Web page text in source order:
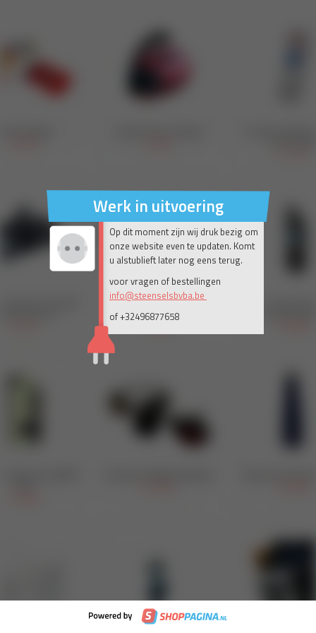
Werk in uitvoering
Op dit moment zijn wij druk bezig om
onze website even te updaten. Komt
u alstublieft later nog eens terug.
voor vragen of bestellingen
info@steenselsbvba.be
of +32496877658